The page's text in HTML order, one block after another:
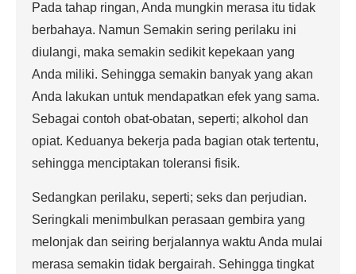
Pada tahap ringan, Anda mungkin merasa itu tidak
berbahaya. Namun Semakin sering perilaku ini
diulangi, maka semakin sedikit kepekaan yang
Anda miliki. Sehingga semakin banyak yang akan
Anda lakukan untuk mendapatkan efek yang sama.
Sebagai contoh obat-obatan, seperti; alkohol dan
opiat. Keduanya bekerja pada bagian otak tertentu,
sehingga menciptakan toleransi fisik.
Sedangkan perilaku, seperti; seks dan perjudian.
Seringkali menimbulkan perasaan gembira yang
melonjak dan seiring berjalannya waktu Anda mulai
merasa semakin tidak bergairah. Sehingga tingkat